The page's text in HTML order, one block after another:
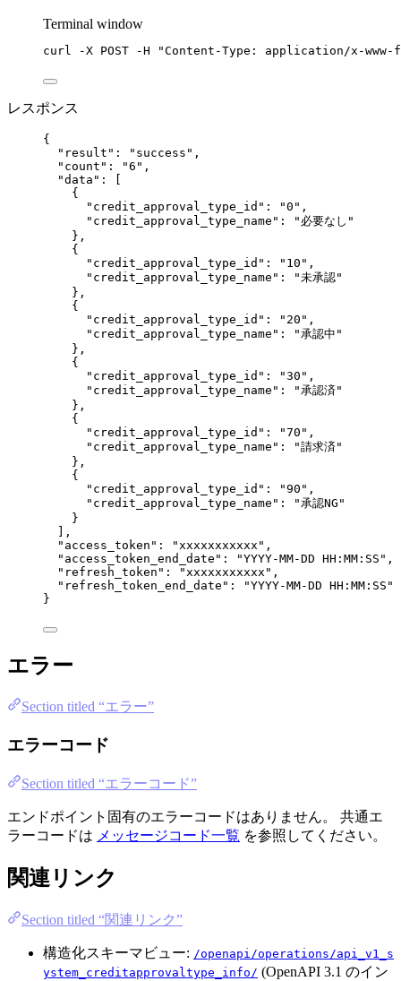
Terminal window
curl -X POST -H "Content-Type: application/x-www-
レスポンス
{
"result" : " success " ,
"count" : "6 " ,
"data" : [
{
"credit_approval_type_id" : "0 " ,
"credit_approval_type_name" : " 必要なし "
},
{
"credit_approval_type_id" : " 10 " ,
"credit_approval_type_name" : "未承認"
},
{
"credit_approval_type_id" : " 20 " ,
"credit_approval_type_name" : "承認中 "
},
{
"credit_approval_type_id" : "30 " ,
"credit_approval_type_name" : "承認済 "
},
{
"credit_approval_type_id" : "70 " ,
"credit_approval_type_name" : "請求済 "
},
{
"credit_approval_type_id" : "90 " ,
"credit_approval_type_name" : "承認NG "
}
],
"access_token" : " xxxxxxxxxxx " ,
"access_token_end_date" : "YYYY-MM-DD HH:MM:SS " ,
"refresh_token" : " xxxxxxxxxxx " ,
"refresh_token_end_date" : "YYYY-MM-DD HH:MM:SS "
}
エラー
Section titled “エラー”
エラーコード
Section titled “エラーコード”
エンドポイント固有のエラーコードはありません。 共通エ
ラーコードは メッセージコード一覧 を参照してください。
関連リンク
Section titled “関連リンク”
構造化スキーマビュー: /openapi/operations/api_v1_s
ystem_creditapprovaltype_info/ (OpenAPI 3.1 のイン